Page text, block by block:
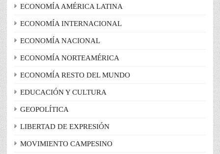
ECONOMÍA AMÉRICA LATINA
ECONOMÍA INTERNACIONAL
ECONOMÍA NACIONAL
ECONOMÍA NORTEAMÉRICA
ECONOMÍA RESTO DEL MUNDO
EDUCACIÓN Y CULTURA
GEOPOLÍTICA
LIBERTAD DE EXPRESIÓN
MOVIMIENTO CAMPESINO